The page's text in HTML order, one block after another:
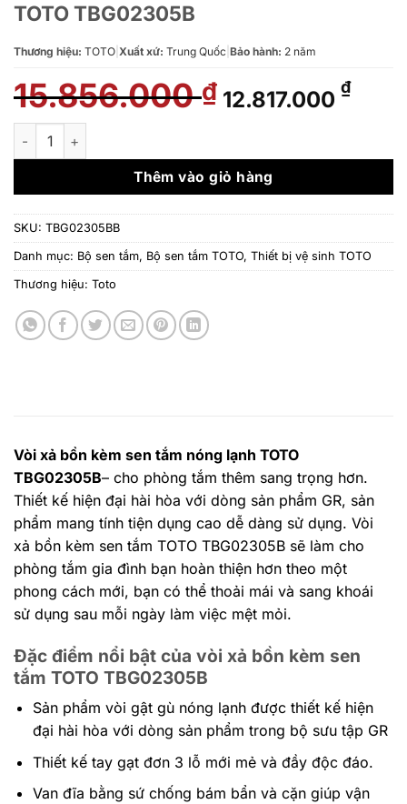
TOTO TBG02305B
Thương hiệu: TOTO Xuất xứ: Trung Quốc Bảo hành: 2 năm
15.856.000₫ Giá
gốc
15.856.000 ₫.
12.817.000 ₫Giá
là:
Vòi xả bồn kèm sen tắm nóng lạnh TOTO TBG02305B số lượng
Thêm vào giỏ hàng
SKU: TBG02305BB
Danh mục: Bộ sen tắm, Bộ sen tắm TOTO, Thiết bị vệ sinh TOTO
Thương hiệu: Toto
Vòi xả bồn kèm sen tắm nóng lạnh TOTO
TBG02305B– cho phòng tắm thêm sang trọng hơn.
Thiết kế hiện đại hài hòa với dòng sản phẩm GR, sản
phẩm mang tính tiện dụng cao dễ dàng sử dụng. Vòi
xả bồn kèm sen tắm TOTO TBG02305B sẽ làm cho
phòng tắm gia đình bạn hoàn thiện hơn theo một
phong cách mới, bạn có thể thoải mái và sang khoái
sử dụng sau mỗi ngày làm việc mệt mỏi.
Đặc điểm nổi bật của vòi xả bồn kèm sen
tắm TOTO TBG02305B
Sản phẩm vòi gật gù nóng lạnh được thiết kế hiện
đại hài hòa với dòng sản phẩm trong bộ sưu tập GR
Thiết kế tay gạt đơn 3 lỗ mới mẻ và đầy độc đáo.
Van đĩa bằng sứ chống bám bẩn và cặn giúp vận